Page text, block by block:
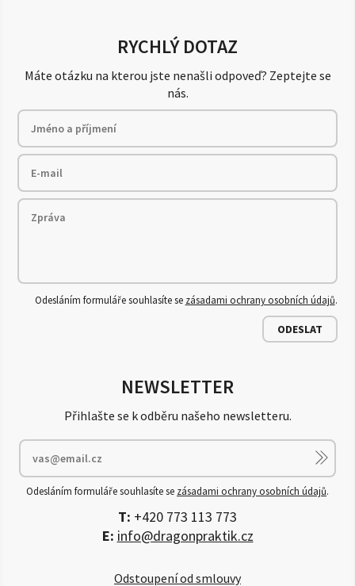
RYCHLÝ DOTAZ
Máte otázku na kterou jste nenašli odpoveď? Zeptejte se
nás.
Odesláním formuláře souhlasíte se zásadami ochrany osobních údajů.
ODESLAT
NEWSLETTER
Přihlašte se k odběru našeho newsletteru.
Odesláním formuláře souhlasíte se zásadami ochrany osobních údajů.
T: +420 773 113 773
E: info@dragonpraktik.cz
Odstoupení od smlouvy